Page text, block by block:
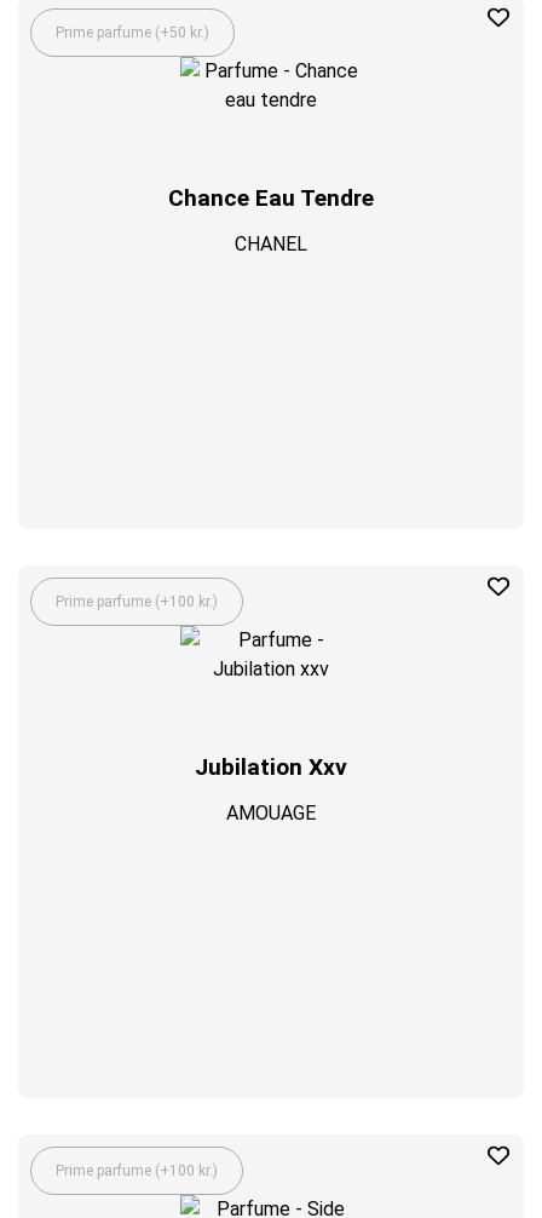
Prime parfume (+50 kr.)
Chance Eau Tendre
CHANEL
Prime parfume (+100 kr.)
Jubilation Xxv
AMOUAGE
Prime parfume (+100 kr.)